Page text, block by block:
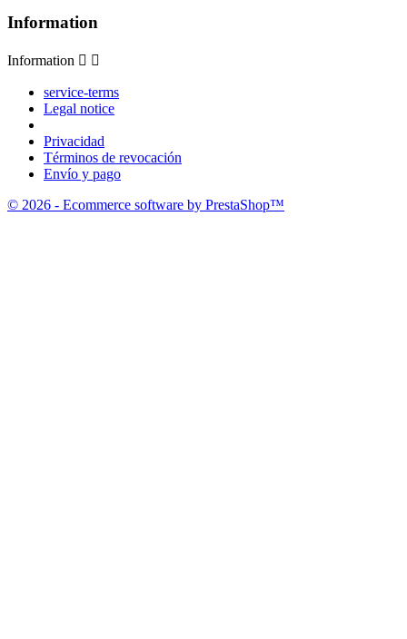
Information
Information  
service-terms
Legal notice
Privacidad
Términos de revocación
Envío y pago
© 2026 - Ecommerce software by PrestaShop™